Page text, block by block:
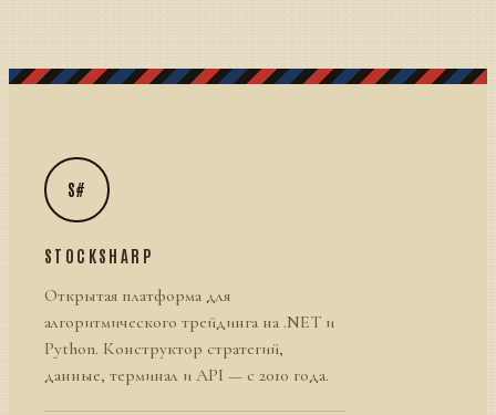
S#
STOCKSHARP
Открытая платформа для
алгоритмического трейдинга на .NET и
Python. Конструктор стратегий,
данные, терминал и API — с 2010 года.